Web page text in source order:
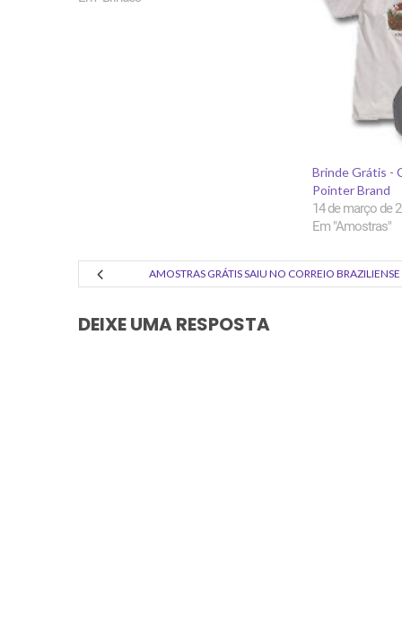
Brinde Grátis -
Pointer Brand
14 de março de
Em "Amostras"
AMOSTRAS GRÁTIS SAIU NO CORREIO BRAZILIENSE
DEIXE UMA RESPOSTA